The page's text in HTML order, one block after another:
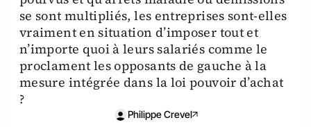
se sont multipliés, les entreprises sont-elles
vraiment en situation d’imposer tout et
n’importe quoi à leurs salariés comme le
proclament les opposants de gauche à la
mesure intégrée dans la loi pouvoir d’achat
?
Philippe Crevel